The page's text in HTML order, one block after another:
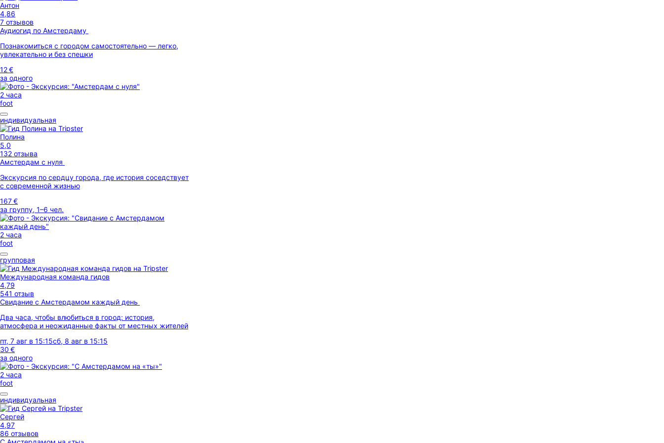
Антон
4,86
7 отзывов
Аудиогид по Амстердаму
Познакомиться с городом самостоятельно — легко,
увлекательно и без спешки
12 €
за одного
2 часа
foot
индивидуальная
Полина
5,0
132 отзыва
Амстердам с нуля
Экскурсия по сердцу города, где история соседствует
с современной жизнью
167 €
за группу, 1–6 чел.
2 часа
foot
групповая
Международная команда гидов
4,79
541 отзыв
Свидание с Амстердамом каждый день
Два часа, чтобы влюбиться в город: история,
атмосфера и неожиданные факты от местных жителей
пт, 7 авг в 15:15сб, 8 авг в 15:15
30 €
за одного
2 часа
foot
индивидуальная
Сергей
4,97
86 отзывов